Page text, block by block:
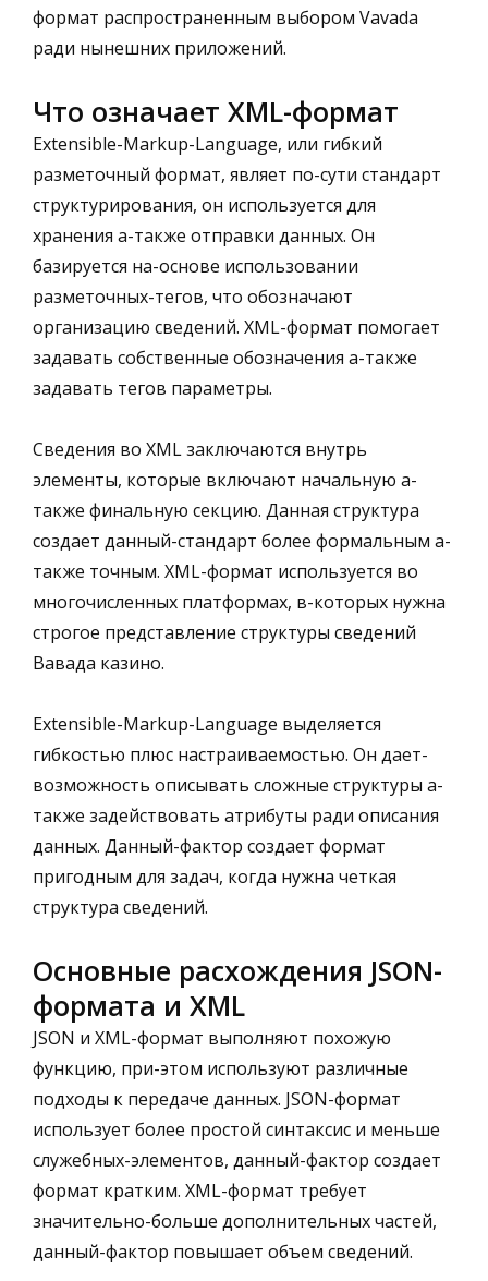
формат распространенным выбором Vavada
ради нынешних приложений.
Что означает XML-формат
Extensible-Markup-Language, или гибкий
разметочный формат, являет по-сути стандарт
структурирования, он используется для
хранения а-также отправки данных. Он
базируется на-основе использовании
разметочных-тегов, что обозначают
организацию сведений. XML-формат помогает
задавать собственные обозначения а-также
задавать тегов параметры.
Сведения во XML заключаются внутрь
элементы, которые включают начальную а-
также финальную секцию. Данная структура
создает данный-стандарт более формальным а-
также точным. XML-формат используется во
многочисленных платформах, в-которых нужна
строгое представление структуры сведений
Вавада казино.
Extensible-Markup-Language выделяется
гибкостью плюс настраиваемостью. Он дает-
возможность описывать сложные структуры а-
также задействовать атрибуты ради описания
данных. Данный-фактор создает формат
пригодным для задач, когда нужна четкая
структура сведений.
Основные расхождения JSON-
формата и XML
JSON и XML-формат выполняют похожую
функцию, при-этом используют различные
подходы к передаче данных. JSON-формат
использует более простой синтаксис и меньше
служебных-элементов, данный-фактор создает
формат кратким. XML-формат требует
значительно-больше дополнительных частей,
данный-фактор повышает объем сведений.